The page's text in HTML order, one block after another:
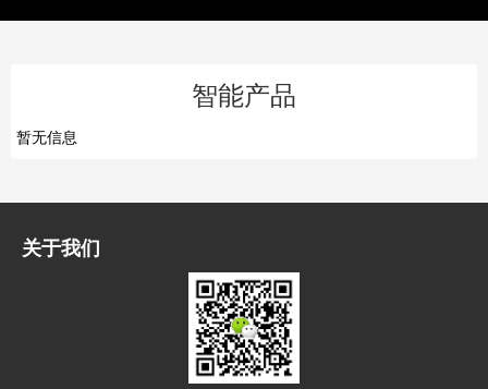
智能产品
暂无信息
关于我们